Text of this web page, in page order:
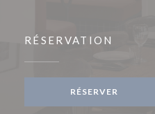
RÉSERVATION
RÉSERVER